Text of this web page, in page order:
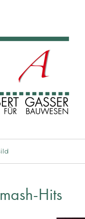
Hits